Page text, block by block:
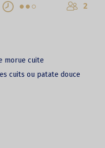
2
morue cuite
cuits ou patate douce